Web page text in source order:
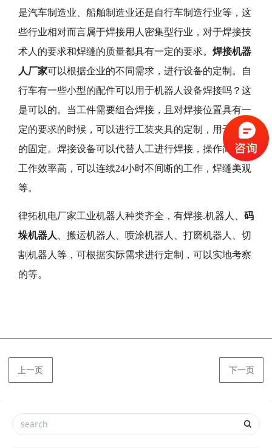
是汽车制造业、船舶制造业还是自行车制造行业等，这
些行业相对而言属于焊接用人密集型行业，对于焊接技
术人的要求和焊缝的质量都具有一定的要求。 焊接机器
人厂家可以根据企业的不同需求，进行设备的定制。自
行车有一些小型的配件可以用于机器人设备焊接吗？这
是可以的。当工件需要组合焊接，且对焊接位置具有一
定的要求的时候，可以进行工装夹具的定制，用于工件
的固定。焊接设备可以代替人工进行焊接，操作简单，
工作效率高，可以连续24小时不间断的工作，焊缝美观
等。
律拓机电厂家工业机器人种类齐全，有焊接.机器人、 码
垛机器人
、搬运机器人、喷涂机器人、打磨机器人、切
割机器人等，可根据实际需求进行定制，可以实地考察
的等。
上一页 下一页